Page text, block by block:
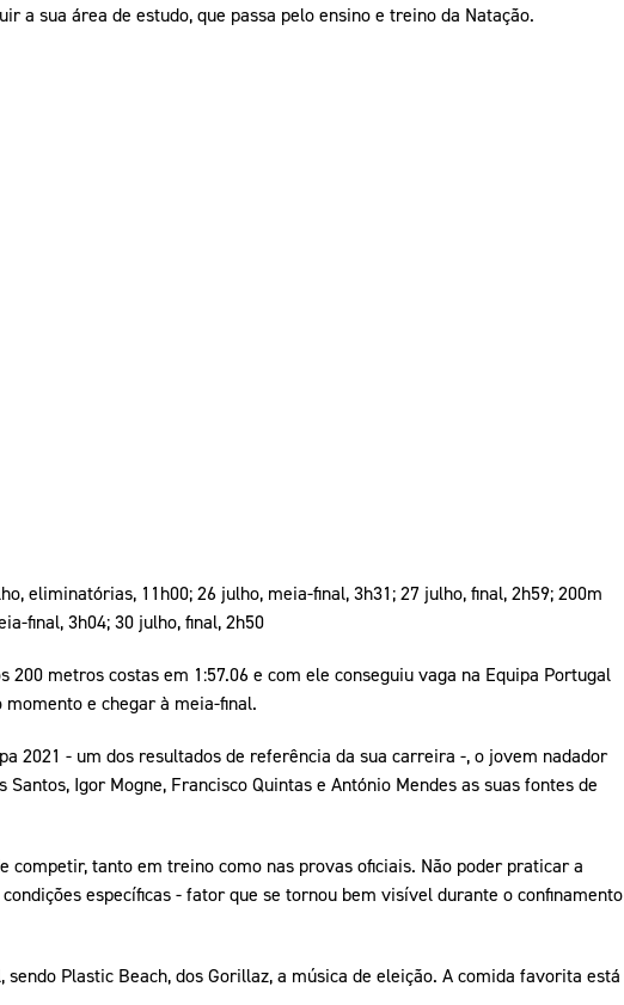
a sua área de estudo, que passa pelo ensino e treino da Natação.
eliminatórias, 11h00; 26 julho, meia-final, 3h31; 27 julho, final, 2h59; 200m
final, 3h04; 30 julho, final, 2h50
200 metros costas em 1:57.06 e com ele conseguiu vaga na Equipa Portugal
e chegar à meia-final.
2021 - um dos resultados de referência da sua carreira -, o jovem nadador
Igor Mogne, Francisco Quintas e António Mendes as suas fontes de
competir, tanto em treino como nas provas oficiais. Não poder praticar a
específicas - fator que se tornou bem visível durante o confinamento
Plastic Beach, dos Gorillaz, a música de eleição. A comida favorita está